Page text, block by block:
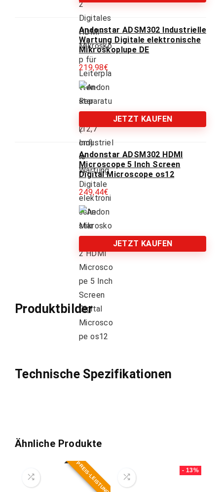
Andonstar ADSM302 Industrielle
Wartung Digitale elektronische
Mikroskoplupe DE
219,98€
JETZT KAUFEN
Andonstar ADSM302 HDMI
Microscope 5 Inch Screen
Digital Microscope os12
249,44€
JETZT KAUFEN
Produktbilder
Technische Spezifikationen
Ähnliche Produkte
PREIS-LEISTUNG - 13%